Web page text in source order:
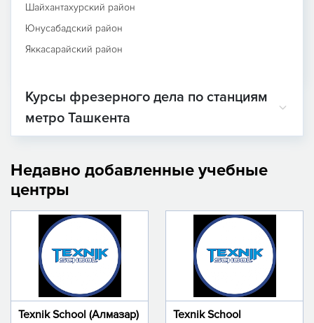
Шайхантахурский район
Юнусабадский район
Яккасарайский район
Курсы фрезерного дела по станциям
метро Ташкента
Недавно добавленные учебные
центры
Texnik School (Алмазар)
Texnik School